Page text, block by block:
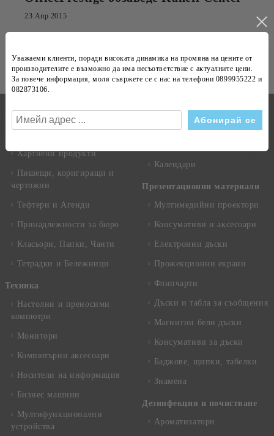
23 Апр 2015
Виж всички
Канцеларски материали
Хартиени продукти
Пишещи, коригиращи и
чертожни
Тефтери и Агенди
Принадлежности за бюро
Класьори, Папки, Чанти
Тетрадки и Бележници
Техника
Настолни и преносими
компютри
Монитори
Компютърни аксесоари
Носители на информация
Бизнес машини
Мултифункционални
устройства
Календари
Презентационни материали
Мултимедийни проектори
Консумативи и аксесоари
Електронни дъски
Прожекционни екрани
Флипчарти
Дъски и табла за съобщения
Магнитни бели дъски
Консумативи за дъски
Баджове, щипки, табелки
Знамена
Дезинфекция и почистване
Ароматизатори
Уважаеми клиенти, поради високата динамика на промяна на цените от
производителите е възможно да има несъответствие с актуалните цени.
За повече информация, моля съвржете се с нас на телефони 0899955222 и
082873106.